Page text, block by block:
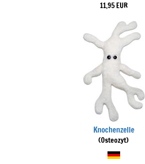
11,95 EUR
Knochenzelle
(Osteozyt)